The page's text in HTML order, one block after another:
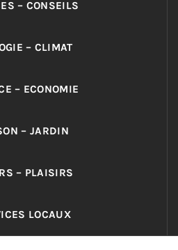
– CONSEILS
– CLIMAT
– ECONOMIE
– JARDIN
– PLAISIRS
LOCAUX